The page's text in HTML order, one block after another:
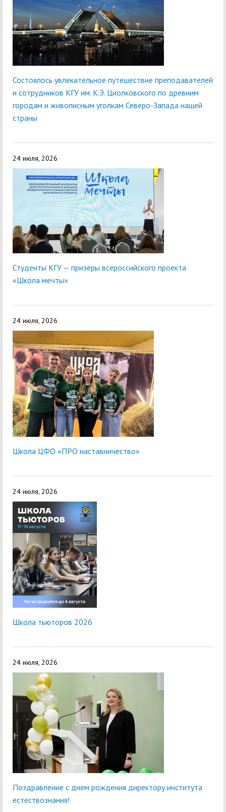
Состоялось увлекательное путешествие преподавателей
и сотрудников КГУ им. К.Э. Циолковского по древним
городам и живописным уголкам Северо-Запада нашей
страны
24 июля, 2026
Студенты КГУ — призёры всероссийского проекта
«Школа мечты»
24 июля, 2026
Школа ЦФО «ПРО наставничество»
24 июля, 2026
Школа тьюторов 2026
24 июля, 2026
Поздравление с днем рождения директору института
естествознания!